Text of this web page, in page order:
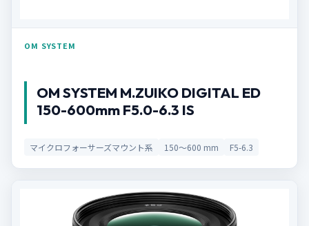
OM SYSTEM
OM SYSTEM M.ZUIKO DIGITAL ED
150-600mm F5.0-6.3 IS
マイクロフォーサーズマウント系 150〜600 mm F5-6.3